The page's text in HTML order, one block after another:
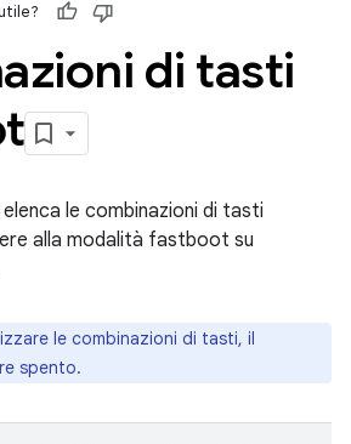
di tasti
le combinazioni di tasti
alla modalità fastboot su
le combinazioni di tasti, il
spento.